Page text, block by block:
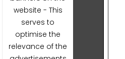
website - This
serves to
optimise the
relevance of the